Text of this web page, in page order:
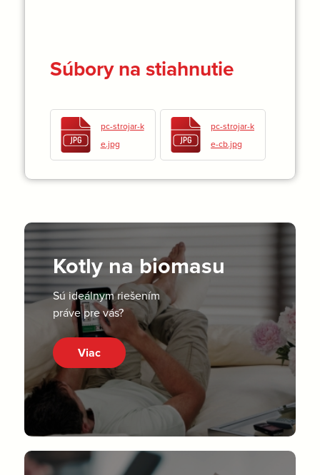
Súbory na stiahnutie
pc-strojar-k
e.jpg
pc-strojar-k
e-cb.jpg
Kotly na biomasu
Sú ideálnym riešením
práve pre vás?
Viac